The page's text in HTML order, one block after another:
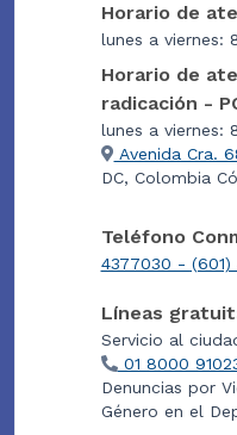
Horario de
lunes a viernes:
Horario de
radicación -
lunes a viernes:
Avenida Cra.
DC, Colombia
Teléfono
4377030 - (601)
Líneas
Servicio al
01 8000
Denuncias por
Género en el